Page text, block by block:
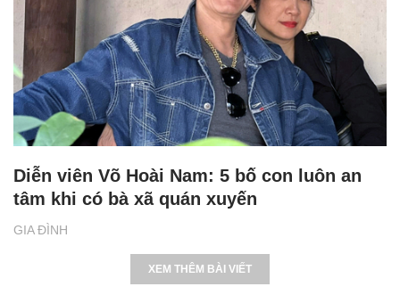
GIA ĐÌNH
Diễn viên Võ Hoài Nam: 5 bố con luôn an
tâm khi có bà xã quán xuyến
XEM THÊM BÀI VIẾT